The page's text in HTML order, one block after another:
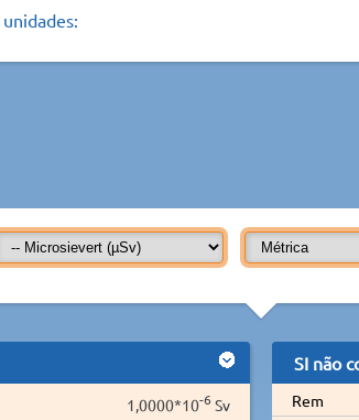
1,0000*10-6 Sv
SI não
Rem